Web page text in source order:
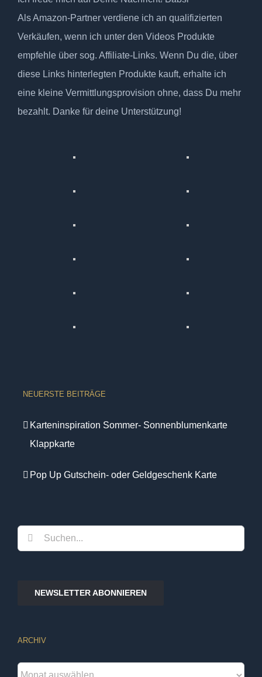
Als Amazon-Partner verdiene ich an qualifizierten
Verkäufen, wenn ich unter den Videos Produkte
empfehle über sog. Affiliate-Links. Wenn Du die, über
diese Links hinterlegten Produkte kauft, erhalte ich
eine kleine Vermittlungsprovision ohne, dass Du mehr
bezahlt. Danke für deine Unterstützung!
NEUERSTE BEITRÄGE
Karteninspiration Sommer- Sonnenblumenkarte
Klappkarte
Pop Up Gutschein- oder Geldgeschenk Karte
Suche
nach:
NEWSLETTER ABONNIEREN
ARCHIV
Archiv